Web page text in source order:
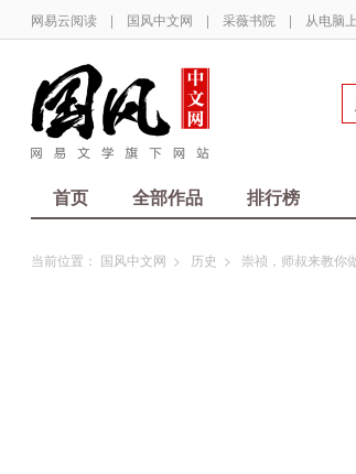
网易云阅读 | 国风中文网 | 采薇书院 | 从电脑
首页 全部作品 排行榜
当前位置： 国风中文网 > 历史 > 崇祯，师叔来教你